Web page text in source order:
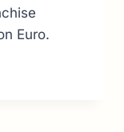
Euro.